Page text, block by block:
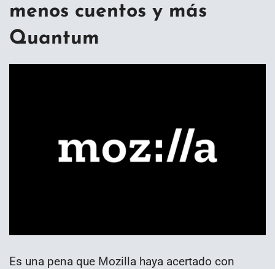
menos cuentos y más
Quantum
Es una pena que Mozilla haya acertado con